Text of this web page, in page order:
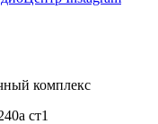
комплекс
ст1